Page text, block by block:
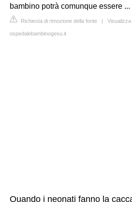
bambino potrà comunque essere ...
Richiesta di rimozione della fonte |
ospedalebambinogesu.it
Quando i neonati fanno la